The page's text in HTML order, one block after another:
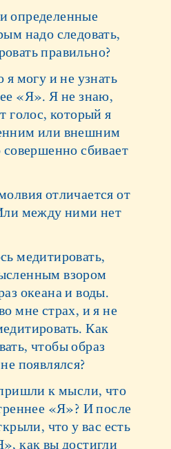
определенные
надо следовать,
правильно?
я могу и не узнать
«Я». Я не знаю,
голос, который я
или внешним
сбивает
отличается от
между ними нет
медитировать,
взором
океана и воды.
мне страх, и я не
Как
чтобы образ
появлялся?
к мысли, что
«Я»? И после
что у вас есть
как вы достигли